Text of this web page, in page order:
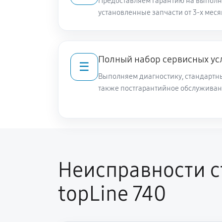
Чистка разбрызгивателя
Ремонт или замена петли двери
Замена нижнего противовеса
установленные запчасти от 3-х
☰
Полный набор сервисных
Выполняем диагностику,
также постгарантийное
Неисправности
topLine 740